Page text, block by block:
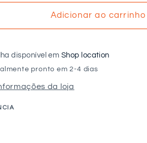
quantidade
VOLTAICO
Estrutura
coplanar
para
telha
Adicionar ao carrinho
disponível em Shop location
pronto em 2-4 dias
da loja